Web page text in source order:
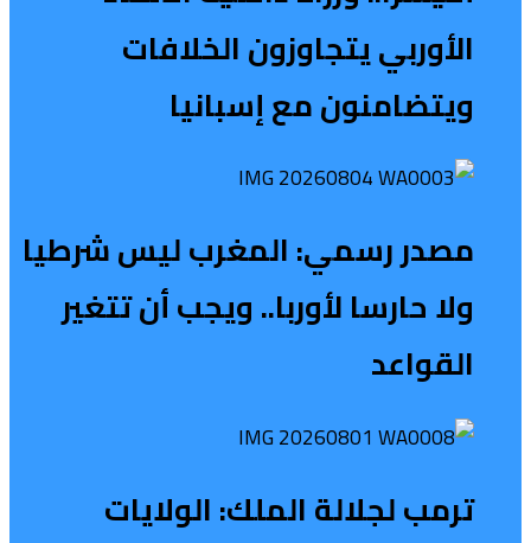
الأوربي يتجاوزون الخلافات
ويتضامنون مع إسبانيا
مصدر رسمي: المغرب ليس شرطيا
ولا حارسا لأوربا.. ويجب أن تتغير
القواعد
ترمب لجلالة الملك: الولايات